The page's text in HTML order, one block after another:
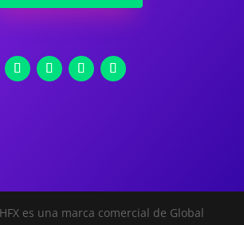
es una marca comercial de Global